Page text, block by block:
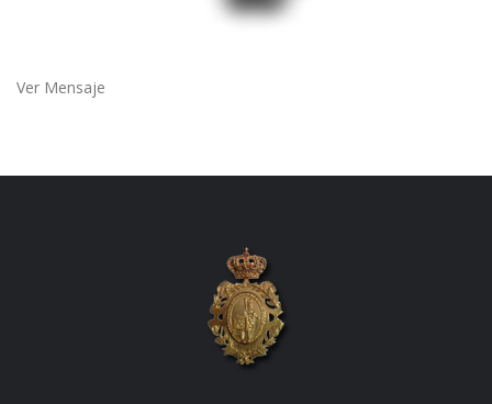
Ver Mensaje